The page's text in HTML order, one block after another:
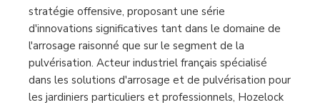
stratégie offensive, proposant une série
d'innovations significatives tant dans le domaine de
l'arrosage raisonné que sur le segment de la
pulvérisation. Acteur industriel français spécialisé
dans les solutions d'arrosage et de pulvérisation pour
les jardiniers particuliers et professionnels, Hozelock